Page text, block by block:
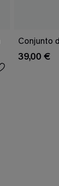
Conjunto
39,00 €